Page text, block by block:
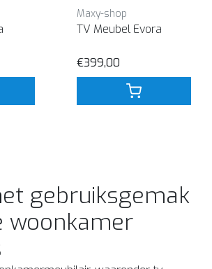
Maxy-shop
TV Meubel Evora
€399,00
gebruiksgemak
woonkamer